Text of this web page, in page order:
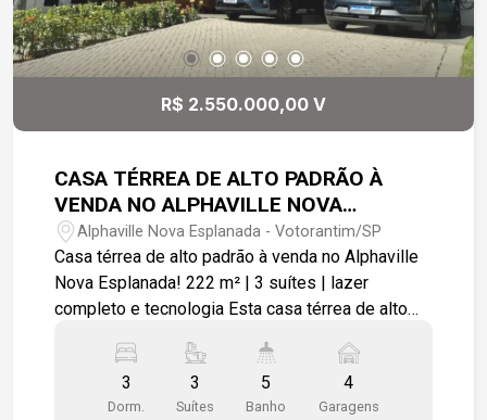
parte do pagamento! Não perca a chance de
morar onde a sua qualidade de vida está
garantida. Agende sua visita e venha conhecer
R$ 2.550.000,00 V
CASA TÉRREA DE ALTO PADRÃO À
VENDA NO ALPHAVILLE NOVA
ESPLANADA!
Alphaville Nova Esplanada - Votorantim/SP
Casa térrea de alto padrão à venda no Alphaville
Nova Esplanada! 222 m² | 3 suítes | lazer
completo e tecnologia Esta casa térrea de alto
tecnologia, sustentabilidade e lazer completo em
um dos bairros mais valorizados de Votorantim.
Com um projeto inteligente e soluções modernas,
3
Dorm.
3
Suítes
5
Banho
4
Garagens